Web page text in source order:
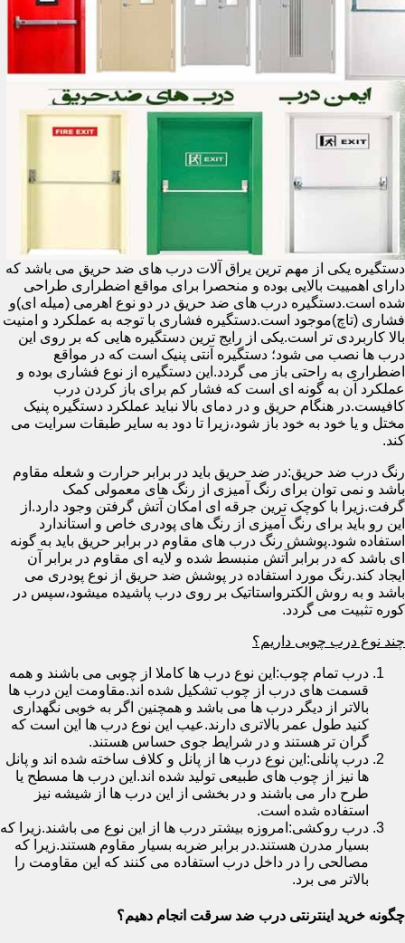
دستگیره یکی از مهم ترین یراق آلات درب های ضد حریق می باشد که
دارای اهمییت بالایی بوده و منحصرا برای مواقع اضطراری طراحی
شده است.دستگیره درب های ضد حریق در دو نوع اهرمی (میله ای)و
فشاری (تاچ)موجود است.دستگیره فشاری با توجه به عملکرد و امنیت
بالا کاربردی تر است.یکی از رایج ترین دستگیره هایی که بر روی این
درب ها نصب می شود؛ دستگیره آنتی پنیک است که در مواقع
اضطراری به راحتی باز می گردد.این دستگیره از نوع فشاری بوده و
عملکرد آن به گونه ای است که فشار کم برای باز کردن درب
کافیست.در هنگام حریق و در دمای بالا نباید عملکرد دستگیره پنیک
مختل و یا خود به خود باز شود،زیرا تا دود به سایر طبقات سرایت می
کند.
رنگ درب ضد حریق:در ضد حریق باید در برابر حرارت و شعله مقاوم
باشد و نمی توان برای رنگ آمیزی از رنگ های معمولی کمک
گرفت.زیرا با کوچک ترین جرقه ای امکان آتش گرفتن وجود دارد.از
این رو باید برای رنگ آمیزی از رنگ های پودری خاص و استاندارد
استفاده شود.پوشش رنگ درب های مقاوم در برابر حریق باید به گونه
ای باشد که در برابر آتش منبسط شده و لایه ای مقاوم در برابر آن
ایجاد کند.رنگ مورد استفاده در پوشش ضد حریق از نوع پودری می
باشد و به روش الکترواستاتیک بر روی درب پاشیده میشود،سپس در
کوره تثبیت می گردد.
چند نوع درب چوبی داریم؟
درب تمام چوب:این نوع درب ها کاملا از چوبی می باشند و همه
قسمت های درب از چوب تشکیل شده اند.مقاومت این درب ها
بالاتر از دیگر درب ها می باشد و همچنین اگر به خوبی نگهداری
کنید طول عمر بالاتری دارند.عیب این نوع درب ها این است که
گران تر هستند و در شرایط جوی حساس هستند.
درب پانلی:این نوع درب ها از پانل و کلاف ساخته شده اند و پانل
ها نیز از چوب های طبیعی تولید شده اند.این درب ها مسطح یا
طرح دار می باشند و در بخشی از این درب ها از شیشه نیز
استفاده شده است.
درب روکشی:امروزه بیشتر درب ها از این نوع می باشند.زیرا که
بسیار مدرن هستند.در برابر ضربه بسیار مقاوم هستند.زیرا که
مصالحی را در داخل درب استفاده می کنند که این مقاومت را
بالاتر می برد.
چگونه خرید اینترنتی درب ضد سرقت انجام دهیم؟